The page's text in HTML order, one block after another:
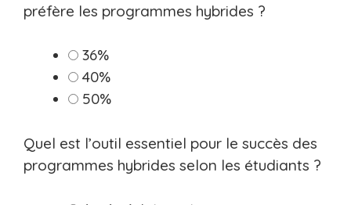
préfère les programmes hybrides ?
36%
40%
50%
Quel est l’outil essentiel pour le succès des
programmes hybrides selon les étudiants ?